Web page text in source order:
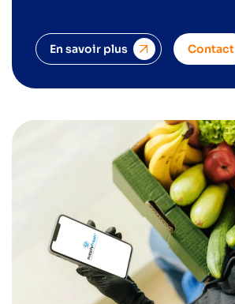
En savoir plus Contact